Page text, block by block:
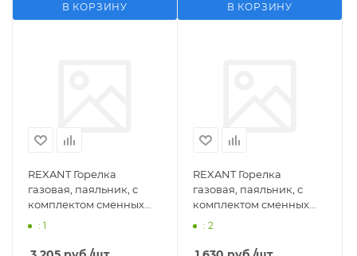
В КОРЗИНУ В КОРЗИНУ
REXANT Горелка
газовая, паяльник, с
комплектом сменных
насадок, 11 предметов
: 1
REXANT Горелка
газовая, паяльник, с
комплектом сменных
насадок, 3 предмета
: 2